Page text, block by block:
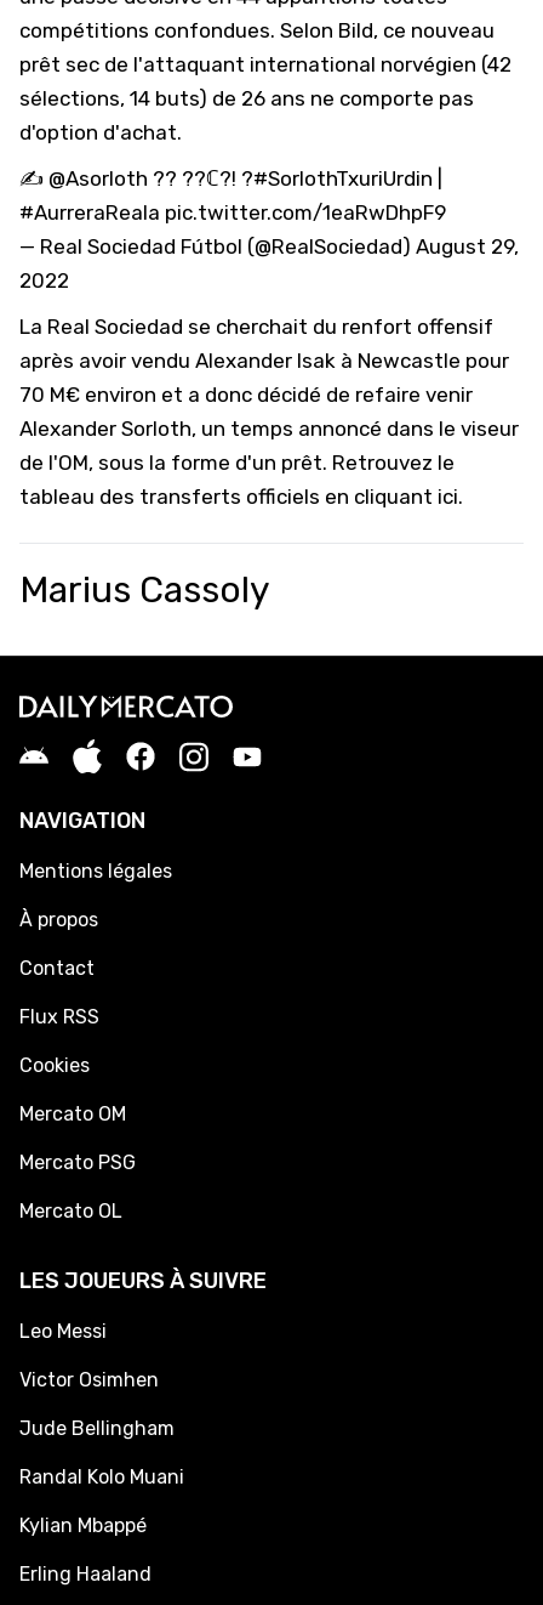
compétitions confondues. Selon Bild, ce nouveau
prêt sec de l'attaquant international norvégien (42
sélections, 14 buts) de 26 ans ne comporte pas
d'option d'achat.
✍ @Asorloth ?? ??ℂ?! ?#SorlothTxuriUrdin
#AurreraReala pic.twitter.com/1eaRwDhpF9
— Real Sociedad Fútbol (@RealSociedad) August 29,
2022
La Real Sociedad se cherchait du renfort offensif
après avoir vendu Alexander Isak à Newcastle pour
70 M€ environ et a donc décidé de refaire venir
Alexander Sorloth, un temps annoncé dans le viseur
de l'OM, sous la forme d'un prêt. Retrouvez le
tableau des transferts officiels en cliquant ici.
Marius Cassoly
NAVIGATION
Mentions légales
À propos
Contact
Flux RSS
Cookies
Mercato OM
Mercato PSG
Mercato OL
LES JOUEURS À SUIVRE
Leo Messi
Victor Osimhen
Jude Bellingham
Randal Kolo Muani
Kylian Mbappé
Erling Haaland